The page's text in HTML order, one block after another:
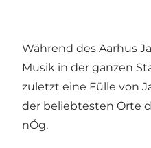
Während des Aarhus
Musik in der ganzen
zuletzt eine Fülle von
der beliebtesten Orte
nÓg.